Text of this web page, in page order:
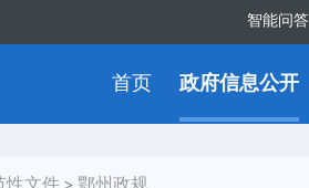
智能问答
首页 政府信息公开
性文件 鄂州政规